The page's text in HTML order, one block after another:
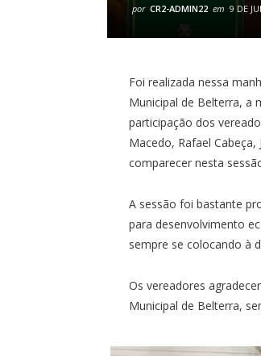
por CR2-ADMIN22 em 9 DE
Foi realizada nessa
Municipal de Belterra, a
participação dos
Macedo, Rafael Cabeça,
comparecer nesta
A sessão foi bastante
para desenvolvimento
sempre se colocando à
Os vereadores
Municipal de Belterra,